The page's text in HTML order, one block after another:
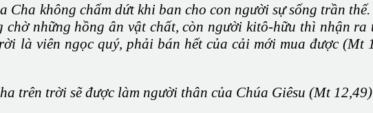
Cha không chấm dứt khi ban cho con người sự sống trần
chờ những hồng ân vật chất, còn người kitô-hữu thì nhận
là viên ngọc quý, phải bán hết của cải mới mua được
trên trời sẽ được làm người thân của Chúa Giêsu (Mt